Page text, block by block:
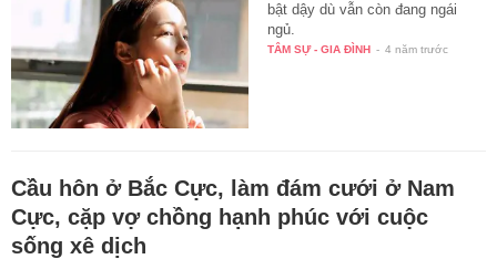
bật dậy dù vẫn còn đang ngái
ngủ.
TÂM SỰ - GIA ĐÌNH - 4 năm trước
Cầu hôn ở Bắc Cực, làm đám cưới ở Nam
Cực, cặp vợ chồng hạnh phúc với cuộc
sống xê dịch